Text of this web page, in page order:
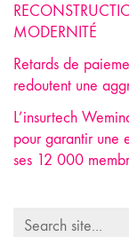
MODERNITÉ
Retards de
redoutent une
L’insurtech
pour garantir une
ses 12 000
Search